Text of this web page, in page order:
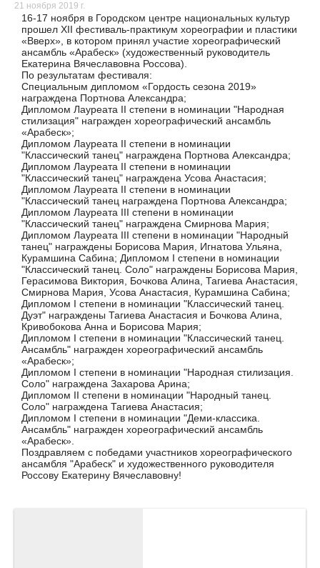
21 ноября 2019 г.
16-17 ноября в Городском центре национальных культур
прошел XII фестиваль-практикум хореографии и пластики
«Вверх», в котором принял участие хореографический
ансамбль «Арабеск» (художественный руководитель
Екатерина Вячеславовна Россова).
По результатам фестиваля:
Специальным дипломом «Гордость сезона 2019»
награждена Портнова Александра;
Дипломом Лауреата II степени в номинации "Народная
стилизация" награжден хореографический ансамбль
«Арабеск»;
Дипломом Лауреата II степени в номинации
"Классический танец" награждена Портнова Александра;
Дипломом Лауреата II степени в номинации
"Классический танец" награждена Усова Анастасия;
Дипломом Лауреата II степени в номинации
"Классический танец награждена Портнова Александра;
Дипломом Лауреата III степени в номинации
"Классический танец" награждена Смирнова Мария;
Дипломом Лауреата III степени в номинации "Народный
танец" награждены Борисова Мария, Игнатова Ульяна,
Курамшина Сабина; Дипломом I степени в номинации
"Классический танец. Соло" награждены Борисова Мария,
Герасимова Виктория, Бочкова Алина, Тагиева Анастасия,
Смирнова Мария, Усова Анастасия, Курамшина Сабина;
Дипломом I степени в номинации "Классический танец.
Дуэт" награждены Тагиева Анастасия и Бочкова Алина,
Кривобокова Анна и Борисова Мария;
Дипломом I степени в номинации "Классический танец.
Ансамбль" награжден хореографический ансамбль
«Арабеск»;
Дипломом I степени в номинации "Народная стилизация.
Соло" награждена Захарова Арина;
Дипломом II степени в номинации "Народный танец.
Соло" награждена Тагиева Анастасия;
Дипломом I степени в номинации "Деми-классика.
Ансамбль" награжден хореографический ансамбль
«Арабеск».
Поздравляем с победами участников хореографического
ансамбля "Арабеск" и художественного руководителя
Россову Екатерину Вячеславовну!